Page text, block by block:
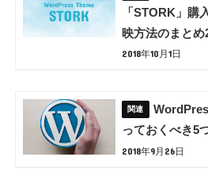
「STORK」購
映方法のまとめ
2018年10月1日
っておくべき5
2018年9月26日